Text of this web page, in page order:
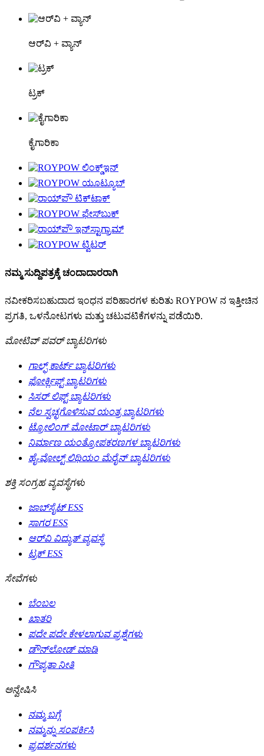
ಆರ್‌ವಿ + ವ್ಯಾನ್
ಟ್ರಕ್
ಕೈಗಾರಿಕಾ
ನಮ್ಮ ಸುದ್ದಿಪತ್ರಕ್ಕೆ ಚಂದಾದಾರರಾಗಿ
ನವೀಕರಿಸಬಹುದಾದ ಇಂಧನ ಪರಿಹಾರಗಳ ಕುರಿತು ROYPOW ನ ಇತ್ತೀಚಿನ
ಪ್ರಗತಿ, ಒಳನೋಟಗಳು ಮತ್ತು ಚಟುವಟಿಕೆಗಳನ್ನು ಪಡೆಯಿರಿ.
ಮೋಟಿವ್ ಪವರ್ ಬ್ಯಾಟರಿಗಳು
ಗಾಲ್ಫ್ ಕಾರ್ಟ್ ಬ್ಯಾಟರಿಗಳು
ಫೋರ್ಕ್ಲಿಫ್ಟ್ ಬ್ಯಾಟರಿಗಳು
ಸಿಸರ್ ಲಿಫ್ಟ್ ಬ್ಯಾಟರಿಗಳು
ನೆಲ ಸ್ವಚ್ಛಗೊಳಿಸುವ ಯಂತ್ರ ಬ್ಯಾಟರಿಗಳು
ಟ್ರೋಲಿಂಗ್ ಮೋಟಾರ್ ಬ್ಯಾಟರಿಗಳು
ನಿರ್ಮಾಣ ಯಂತ್ರೋಪಕರಣಗಳ ಬ್ಯಾಟರಿಗಳು
ಹೈ-ವೋಲ್ಟ್ ಲಿಥಿಯಂ ಮೆರೈನ್ ಬ್ಯಾಟರಿಗಳು
ಶಕ್ತಿ ಸಂಗ್ರಹ ವ್ಯವಸ್ಥೆಗಳು
ಜಾಬ್‌ಸೈಟ್ ESS
ಸಾಗರ ESS
ಆರ್‌ವಿ ವಿದ್ಯುತ್ ವ್ಯವಸ್ಥೆ
ಟ್ರಕ್ ESS
ಸೇವೆಗಳು
ಬೆಂಬಲ
ಖಾತರಿ
ಪದೇ ಪದೇ ಕೇಳಲಾಗುವ ಪ್ರಶ್ನೆಗಳು
ಡೌನ್‌ಲೋಡ್ ಮಾಡಿ
ಗೌಪ್ಯತಾ ನೀತಿ
ಅನ್ವೇಷಿಸಿ
ನಮ್ಮ ಬಗ್ಗೆ
ನಮ್ಮನ್ನು ಸಂಪರ್ಕಿಸಿ
ಪ್ರದರ್ಶನಗಳು